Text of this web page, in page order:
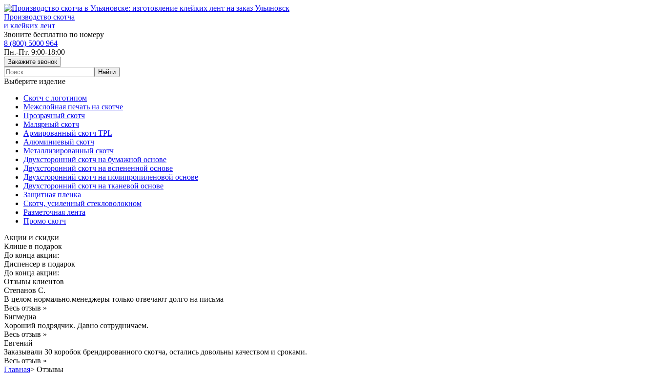
Ульяновск
Производство скотча
и клейких лент
Звоните бесплатно по номеру
8 (800) 5000 964
Пн.-Пт. 9:00-18:00
Выберите изделие
Скотч с логотипом
Межслойная печать на скотче
Прозрачный скотч
Малярный скотч
Армированный скотч TPL
Алюминиевый скотч
Металлизированный скотч
Двухсторонний скотч на бумажной основе
Двухсторонний скотч на вспененной основе
Двухсторонний скотч на полипропиленовой основе
Двухсторонний скотч на тканевой основе
Защитная пленка
Скотч, усиленный стекловолокном
Разметочная лента
Промо скотч
Акции и скидки
Клише в подарок
До конца акции:
Диспенсер в подарок
До конца акции:
Отзывы клиентов
Степанов С.
В целом нормально.менеджеры только отвечают долго на письма
Весь отзыв »
Бигмедиа
Хороший подрядчик. Давно сотрудничаем.
Весь отзыв »
Евгений
Заказывали 30 коробок брендированного скотча, остались довольны качеством и сроками.
Весь отзыв »
Главная> Отзывы